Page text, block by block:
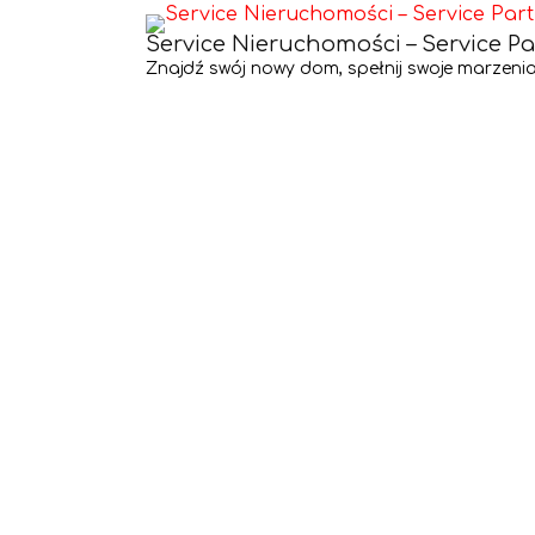
Service Nieruchomości – Service
Znajdź swój nowy dom, spełnij swoje